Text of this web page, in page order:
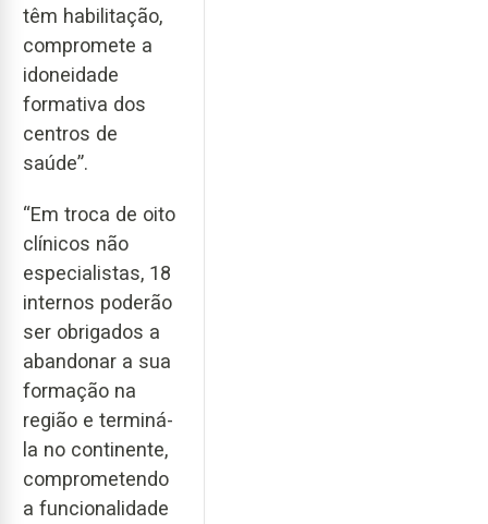
têm habilitação,
compromete a
idoneidade
formativa dos
centros de
saúde”.
“Em troca de oito
clínicos não
especialistas, 18
internos poderão
ser obrigados a
abandonar a sua
formação na
região e terminá-
la no continente,
comprometendo
a funcionalidade